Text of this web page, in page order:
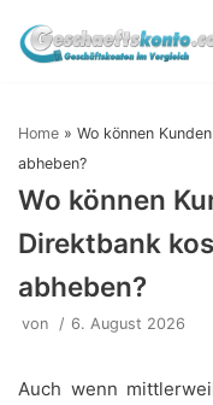
Zum
Inhalt
Home » Wo können
abheben?
Wo können
Direktbank
abheben?
von 6. August 2026
Auch wenn